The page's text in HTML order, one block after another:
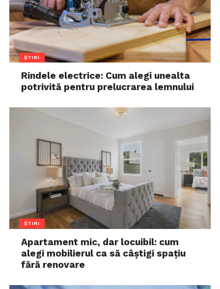
ȘTIRI
Rindele electrice: Cum alegi unealta
potrivită pentru prelucrarea lemnului
ȘTIRI
Apartament mic, dar locuibil: cum
alegi mobilierul ca să câștigi spațiu
fără renovare